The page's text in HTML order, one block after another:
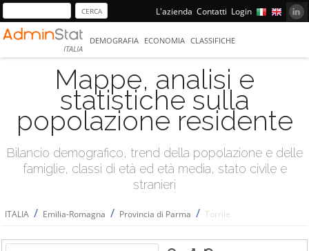
L'azienda Contatti Login
ITALIA
DEMOGRAFIA ECONOMIA CLASSIFICHE
Mappe, analisi e
statistiche sulla
popolazione residente
Bilancio demografico, trend della popolazione e delle
famiglie, classi di età ed età media, stato civile e
stranieri
ITALIA / Emilia-Romagna / Provincia di Parma / Torrile